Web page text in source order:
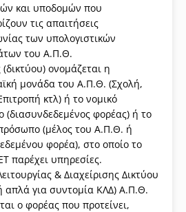
και υποδομών που
τις απαιτήσεις
των υπολογιστικών
του Α.Π.Θ.
ονομάζεται η
μονάδα του Α.Π.Θ. (Σχολή,
κτλ) ή το νομικό
(διασυνδεδεμένος φορέας) ή το
(μέλος του Α.Π.Θ. ή
φορέα), στο οποίο το
παρέχει υπηρεσίες.
& Διαχείρισης Δικτύου
απλά για συντομία ΚΛΔ) Α.Π.Θ.
ο φορέας που προτείνει,